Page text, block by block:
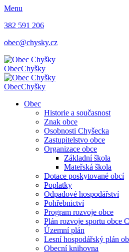
Menu
382 591 206
obec@chysky.cz
ObecChyšky
ObecChyšky
Obec
Historie a současnost
Znak obce
Osobnosti Chyšecka
Zastupitelstvo obce
Organizace obce
Základní škola
Mateřská škola
Dotace poskytované obcí
Poplatky
Odpadové hospodářství
Pohřebnictví
Program rozvoje obce
Plán rozvoje sportu obce
Územní plán
Lesní hospodářský plán
Obecní knihovna